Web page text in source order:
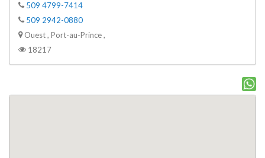
509 4799-7414
509 2942-0880
Ouest , Port-au-Prince ,
18217